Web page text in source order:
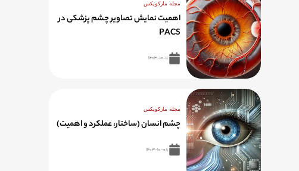
مجله مارکوپکس
اهمیت نمایش تصاویر چشم پزشکی در
PACS
مجله مارکوپکس
چشم انسان (ساختار، عملکرد و اهمیت)